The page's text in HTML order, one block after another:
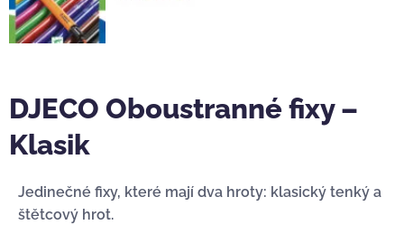
DJECO Oboustranné fixy –
Klasik
Jedinečné fixy, které mají dva hroty: klasický tenký a
štětcový hrot.